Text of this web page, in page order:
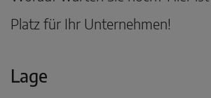
Platz für Ihr Unternehmen!
Lage